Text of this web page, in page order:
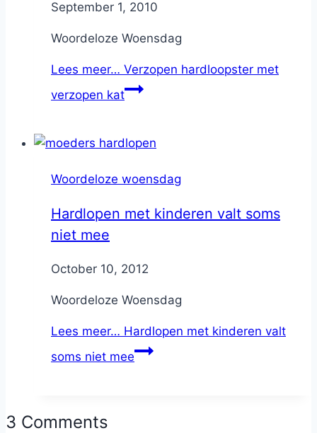
ByNicole
September 1, 2010
Woordeloze Woensdag
Lees meer… Verzopen hardloopster met
verzopen kat
Woordeloze woensdag
Hardlopen met kinderen valt soms
niet mee
ByNicole
October 10, 2012
Woordeloze Woensdag
Lees meer… Hardlopen met kinderen valt
soms niet mee
3 Comments